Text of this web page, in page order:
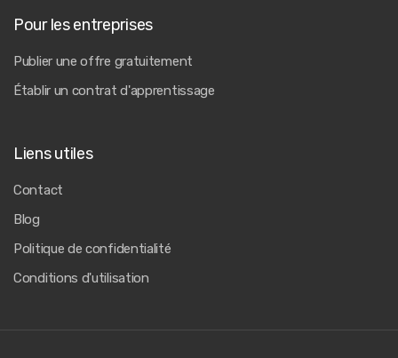
Pour les entreprises
Publier une offre gratuitement
Établir un contrat d'apprentissage
Liens utiles
Contact
Blog
Politique de confidentialité
Conditions d'utilisation